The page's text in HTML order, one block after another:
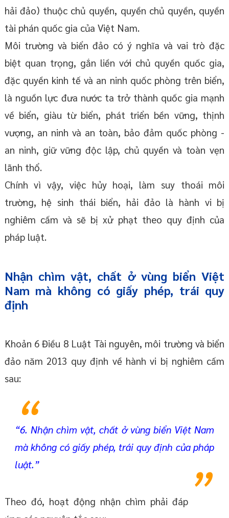
hải đảo) thuộc chủ quyền, quyền chủ quyền, quyền
tài phán quốc gia của Việt Nam.
Môi trường và biển đảo có ý nghĩa và vai trò đặc
biệt quan trọng, gắn liền với chủ quyền quốc gia,
đặc quyền kinh tế và an ninh quốc phòng trên biển,
là nguồn lực đưa nước ta trở thành quốc gia mạnh
về biển, giàu từ biển, phát triển bền vững, thịnh
vượng, an ninh và an toàn, bảo đảm quốc phòng -
an ninh, giữ vững độc lập, chủ quyền và toàn vẹn
lãnh thổ.
Chính vì vậy, việc hủy hoại, làm suy thoái môi
trường, hệ sinh thái biển, hải đảo là hành vi bị
nghiêm cấm và sẽ bị xử phạt theo quy định của
pháp luật.
Nhận chìm vật, chất ở vùng biển Việt
Nam mà không có giấy phép, trái quy
định
Khoản 6 Điều 8 Luật Tài nguyên, môi trường và biển
đảo năm 2013 quy định về hành vi bị nghiêm cấm
sau:
“6. Nhận chìm vật, chất ở vùng biển Việt Nam
mà không có giấy phép, trái quy định của pháp
luật.”
Theo đó, hoạt động nhận chìm phải đáp